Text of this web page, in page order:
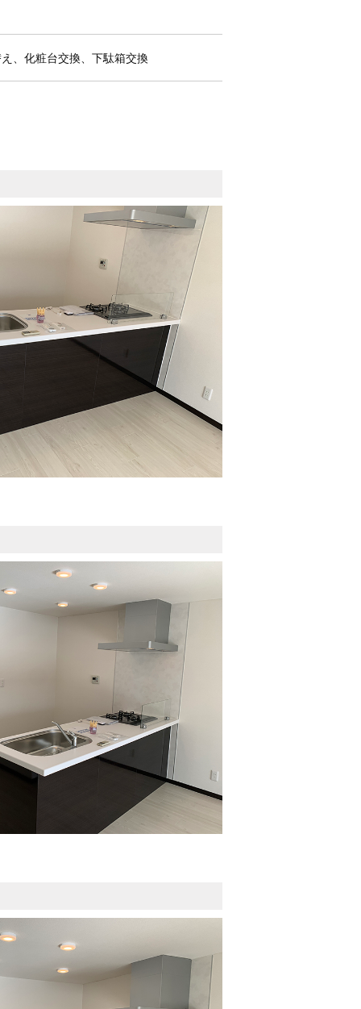
、化粧台交換、下駄箱交換